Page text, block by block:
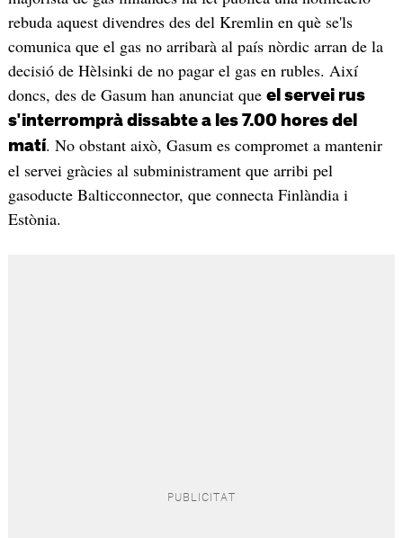
rebuda aquest divendres des del Kremlin en què se'ls
comunica que el gas no arribarà al país nòrdic arran de la
decisió de Hèlsinki de no pagar el gas en rubles. Així
doncs, des de Gasum han anunciat que el servei rus
s'interromprà dissabte a les 7.00 hores del
matí. No obstant això, Gasum es compromet a mantenir
el servei gràcies al subministrament que arribi pel
gasoducte Balticconnector, que connecta Finlàndia i
Estònia.